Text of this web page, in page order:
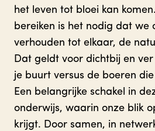
het leven tot bloei kan
bereiken is het nodig dat we
verhouden tot elkaar, de
Dat geldt voor dichtbij en
je buurt versus de boeren
Een belangrijke schakel in
onderwijs, waarin onze blik
krijgt. Door samen, in